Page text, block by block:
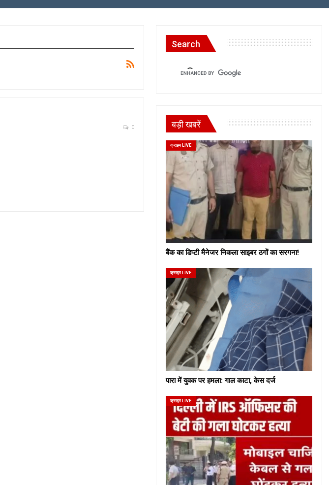
0
Search
बड़ी खबरें
क्राइम LIVE
बैंक का डिप्टी मैनेजर निकला साइबर ठगों का सरगना!
क्राइम LIVE
पारा में युवक पर हमला: गाल काटा, केस दर्ज
क्राइम LIVE